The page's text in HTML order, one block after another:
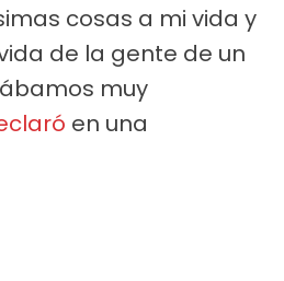
cosas a mi vida y
de la gente de un
muy
en una